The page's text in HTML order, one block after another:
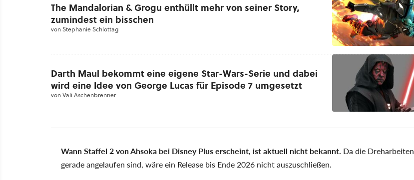
The Mandalorian & Grogu enthüllt mehr von seiner Story,
zumindest ein bisschen
vonStephanie Schlottag
Darth Maul bekommt eine eigene Star-Wars-Serie und dabei
wird eine Idee von George Lucas für Episode 7 umgesetzt
vonVali Aschenbrenner
Wann Staffel 2 von Ahsoka bei Disney Plus erscheint, ist aktuell nicht bekannt. Da die Dreharbeiten
gerade angelaufen sind, wäre ein Release bis Ende 2026 nicht auszuschließen.